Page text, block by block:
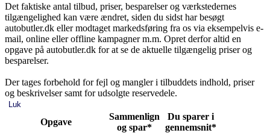
Det faktiske antal tilbud, priser, besparelser og værkstedernes
tilgængelighed kan være ændret, siden du sidst har besøgt
autobutler.dk eller modtaget markedsføring fra os via eksempelvis e-
mail, online eller offline kampagner m.m. Opret derfor altid en
opgave på autobutler.dk for at se de aktuelle tilgængelig priser og
besparelser.
Der tages forbehold for fejl og mangler i tilbuddets indhold, priser
og beskrivelser samt for udsolgte reservedele.
Luk
Opgave
Sammenlign
og spar*
Du sparer i
gennemsnit*